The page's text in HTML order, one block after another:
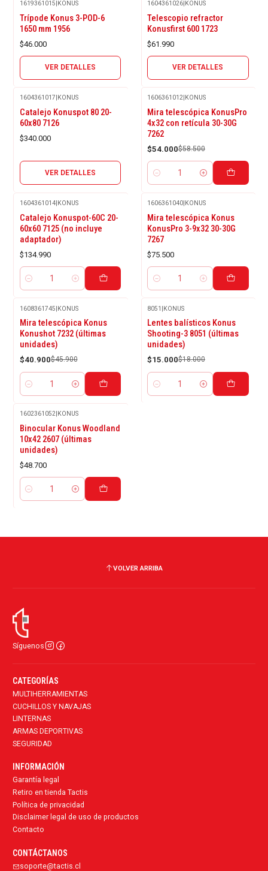
1619361015|KONUS
Trípode Konus 3-POD-6
1650 mm 1956
$46.000
VER DETALLES
1604361026|KONUS
Telescopio refractor
Konusfirst 600 1723
$61.990
VER DETALLES
1604361017 KONUS
Catalejo Konuspot 80 20-
60x80 7126
$340.000
VER DETALLES
-8%
OFF
1606361012 KONUS
Mira telescópica KonusPro
4x32 con retícula 30-30G
7262
$54.000$58.500
Cantidad
1604361014|KONUS
Catalejo Konuspot-60C 20-
60x60 7125 (no incluye
adaptador)
$134.990
Cantidad
1606361040|KONUS
Mira telescópica Konus
KonusPro 3-9x32 30-30G
7267
$75.500
Cantidad
-11%
OFF
1608361745|KONUS
Mira telescópica Konus
Konushot 7232 (últimas
unidades)
$40.900$45.900
Cantidad
-17%
OFF
8051 |KONUS
Lentes balísticos Konus
Shooting-3 8051 (últimas
unidades)
$15.000$18.000
Cantidad
1602361052| KONUS
Binocular Konus Woodland
10x42 2607 (últimas
unidades)
$48.700
Cantidad
VOLVER ARRIBA
Síguenos
CATEGORÍAS
MULTIHERRAMIENTAS
CUCHILLOS Y NAVAJAS
LINTERNAS
ARMAS DEPORTIVAS
SEGURIDAD
INFORMACIÓN
Garantía legal
Retiro en tienda Tactis
Política de privacidad
Disclaimer legal de uso de productos
Contacto
CONTÁCTANOS
soporte@tactis.cl